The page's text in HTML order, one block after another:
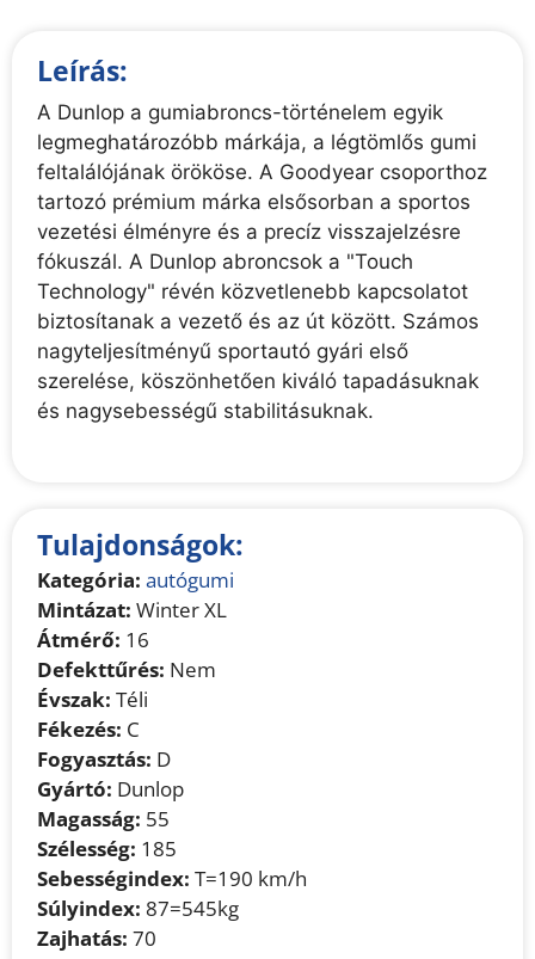
Leírás:
A Dunlop a gumiabroncs-történelem egyik
legmeghatározóbb márkája, a légtömlős gumi
feltalálójának örököse. A Goodyear csoporthoz
tartozó prémium márka elsősorban a sportos
vezetési élményre és a precíz visszajelzésre
fókuszál. A Dunlop abroncsok a "Touch
Technology" révén közvetlenebb kapcsolatot
biztosítanak a vezető és az út között. Számos
nagyteljesítményű sportautó gyári első
szerelése, köszönhetően kiváló tapadásuknak
és nagysebességű stabilitásuknak.
Tulajdonságok:
Kategória: autógumi
Mintázat: Winter XL
Átmérő: 16
Defekttűrés: Nem
Évszak: Téli
Fékezés: C
Fogyasztás: D
Gyártó: Dunlop
Magasság: 55
Szélesség: 185
Sebességindex: T=190 km/h
Súlyindex: 87=545kg
Zajhatás: 70